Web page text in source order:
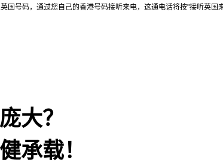
号码，通过您自己的香港号码接听来电，这通电话将按"接听英国
大？
承载！